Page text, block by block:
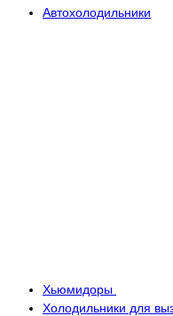
Автохолодильники
Хьюмидоры
Холодильники для